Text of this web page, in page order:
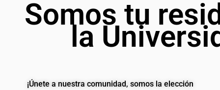
Somos tu
la
¡Únete a nuestra comunidad, somos la elección